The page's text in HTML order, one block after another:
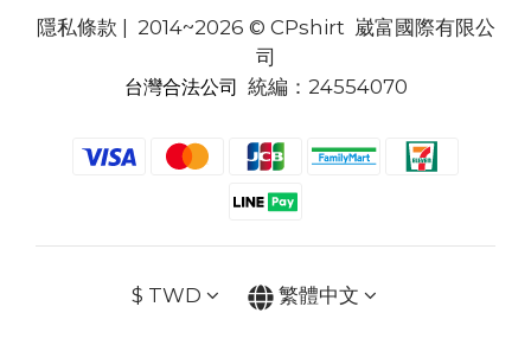
隱私條款 | 2014~2026 © CPshirt 崴富國際有限公
司
台灣合法公司 統編：24554070
$ TWD 繁體中文